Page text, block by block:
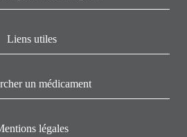
Liens utiles
un médicament
légales